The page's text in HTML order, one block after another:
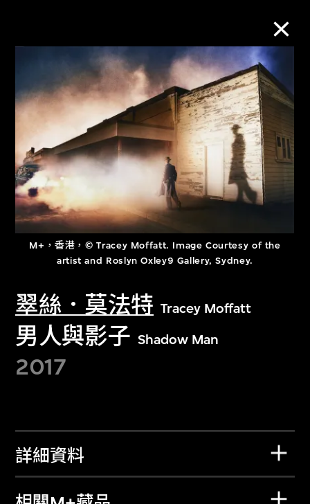
M+，香港，© Tracey Moffatt. Image Courtesy of the
artist and Roslyn Oxley9 Gallery, Sydney.
翠絲．莫法特 Tracey Moffatt
男人與影子 Shadow Man
2017
詳細資料
M+藏品
進一步篩選 搜索
關於M+藏品
探索世界頂級的二十及二十一世紀視覺